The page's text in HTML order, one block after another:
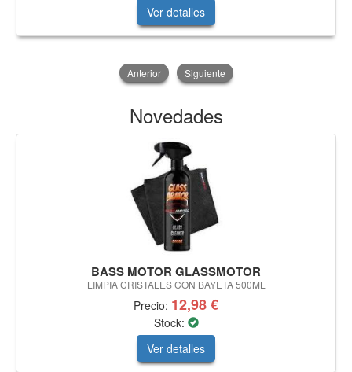
Ver detalles
Anterior Siguiente
Novedades
BASS MOTOR GLASSMOTOR
LIMPIA CRISTALES CON BAYETA 500ML
Precio: 12,98 €
Stock:
Ver detalles